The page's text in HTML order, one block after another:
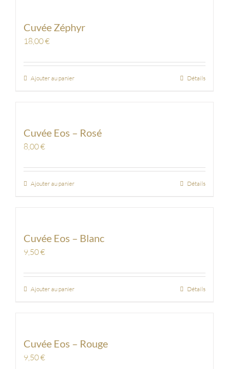
Cuvée Zéphyr
18,00€
Ajouter au panier Détails
Cuvée Eos – Rosé
8,00€
Ajouter au panier Détails
Cuvée Eos – Blanc
9,50€
Ajouter au panier Détails
Cuvée Eos – Rouge
9,50€